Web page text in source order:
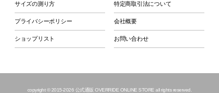
サイズの測り方 特定商取引法について
プライバシーポリシー 会社概要
ショップリスト お問い合わせ
copyright © 2015-2026 公式通販 OVERRIDE ONLINE STORE all rights reserved.